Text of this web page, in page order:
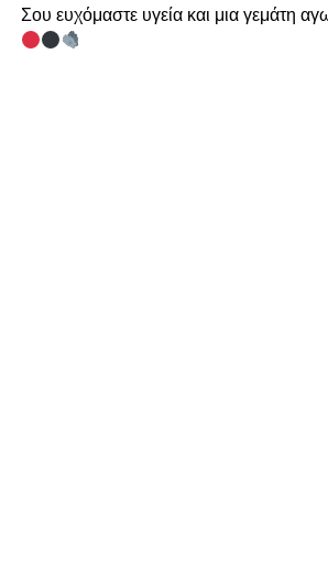
Σου ευχόμαστε υγεία και μια γεμάτη